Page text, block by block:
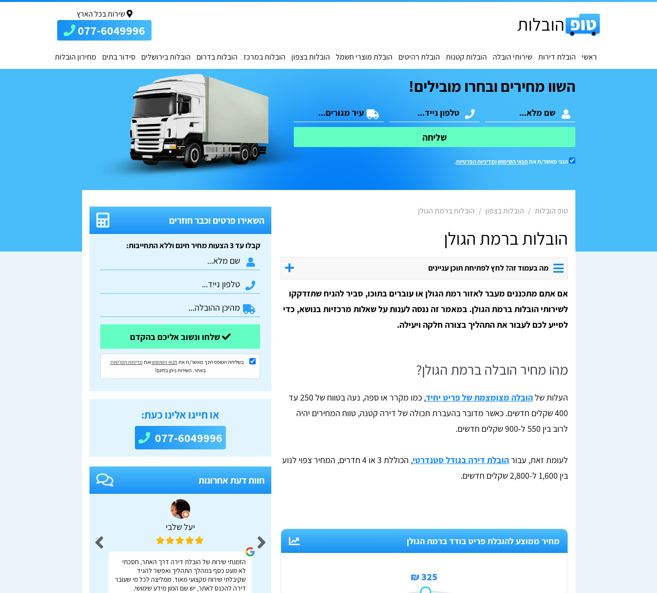
שירות בכל הארץ
077-6049996
ראשי הובלת דירות שירותי הובלה הובלות קטנות הובלת רהיטים הובלת מוצרי חשמל הובלות בצפון הובלות במרכז הובלות בדרום הובלות בירושלים סידור בתים מחירון הובלות
השוו מחירים ובחרו מובילים!
שליחה
הנני מאשר/ת את תנאי השימושומדיניות הפרטיות.
טופ הובלות הובלות בצפון הובלות ברמת הגולן
הובלות ברמת הגולן
מה בעמוד זה? לחץ לפתיחת תוכן עניינים
אם אתם מתכננים מעבר לאזור רמת הגולן או עוברים בתוכו, סביר להניח שתזדקקו
לשירותי הובלות ברמת הגולן. במאמר זה ננסה לענות על שאלות מרכזיות בנושא, כדי
לסייע לכם לעבור את התהליך בצורה חלקה ויעילה.
מהו מחיר הובלה ברמת הגולן?
העלות שלהובלה מצומצמת של פריט יחיד
, כמו מקרר או ספה, נעה בטווח של 250 עד
400 שקלים חדשים. כאשר מדובר בהעברת תכולה של דירה קטנה, טווח המחירים יהיה
לרוב בין 550 ל-900 שקלים חדשים.
לעומת זאת, עבורהובלת דירה בגודל סטנדרטי
, הכוללת 3 או 4 חדרים, המחיר צפוי לנוע
בין 1,600 ל-2,800 שקלים חדשים.
מחיר ממוצע להובלת פריט בודד ברמת הגולן
325 ₪
השאירו פרטים וכבר חוזרים
קבלו עד 3 הצעות מחיר חינם וללא התחייבות:
שלחו ונשוב אליכם בהקדם
בשליחת הטופס הינך מאשר/ת את תנאי השימושואת מדיניות הפרטיות
באתר. השירות ניתן בחינם!
או חייגו אלינו כעת:
077-6049996
חוות דעת אחרונות
יעל שלבי
הזמנתי שירות של הובלת דירה דרך האתר, חסכתי
לא מעט כסף במהלך התהליך ואפשר להגיד
שקיבלתי שירות מקצועי מאוד. ממליצה לכל מי שעובר
דירה להכנס לאתר, יש שם המון מידע שימושי.
Idan Shmuel Lior Yeshno